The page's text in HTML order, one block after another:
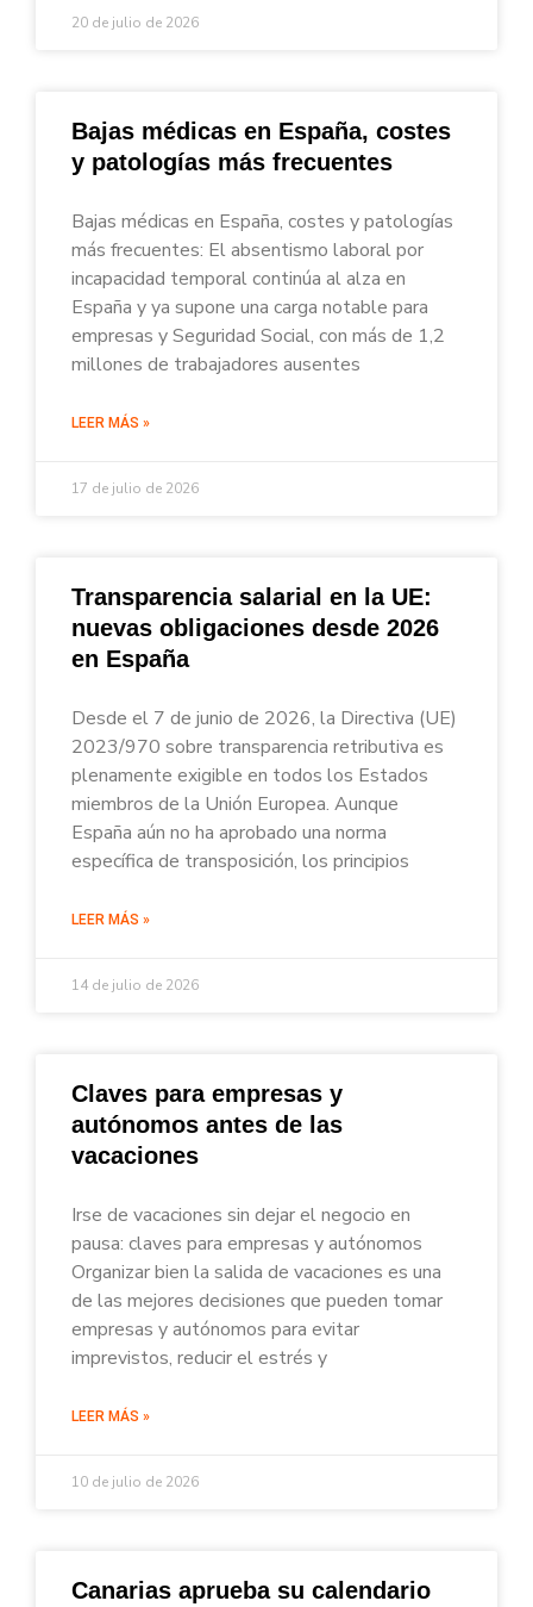
20 de julio de 2026
Bajas médicas en España, costes
y patologías más frecuentes
Bajas médicas en España, costes y patologías
más frecuentes: El absentismo laboral por
incapacidad temporal continúa al alza en
España y ya supone una carga notable para
empresas y Seguridad Social, con más de 1,2
millones de trabajadores ausentes
LEER MÁS »
17 de julio de 2026
Transparencia salarial en la UE:
nuevas obligaciones desde 2026
en España
Desde el 7 de junio de 2026, la Directiva (UE)
2023/970 sobre transparencia retributiva es
plenamente exigible en todos los Estados
miembros de la Unión Europea. Aunque
España aún no ha aprobado una norma
específica de transposición, los principios
LEER MÁS »
14 de julio de 2026
Claves para empresas y
autónomos antes de las
vacaciones
Irse de vacaciones sin dejar el negocio en
pausa: claves para empresas y autónomos
Organizar bien la salida de vacaciones es una
de las mejores decisiones que pueden tomar
empresas y autónomos para evitar
imprevistos, reducir el estrés y
LEER MÁS »
10 de julio de 2026
Canarias aprueba su calendario